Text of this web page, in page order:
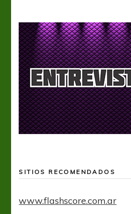
SITIOS RECOMENDADOS
www.flashscore.com.ar